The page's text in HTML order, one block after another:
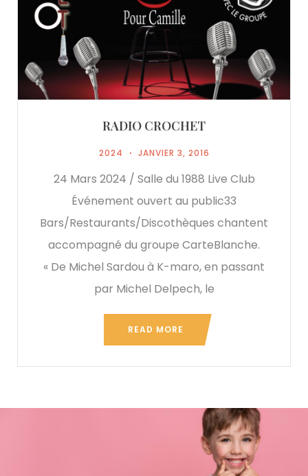
RADIO CROCHET
2024 JANVIER 3, 2016
24 Mars 2024 / Salle du 1988 Live Club
Événement ouvert au public33
Bars/Restaurants/Discothèques chantent
accompagné du groupe CarteBlanche.
« De Michel Sardou à K-maro, en passant
par Michel Delpech, le
READ MORE